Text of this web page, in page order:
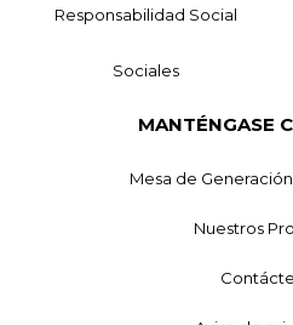
Responsabilidad Social
Sociales
MANTÉNGASE
Mesa de
Nuestros